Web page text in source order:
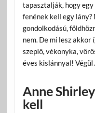
tapasztalják, hogy
fenének kell egy
gondolkodású,
nem. De mi lesz akkor
szeplő, vékonyka,
éves kislánnyal! Végül
Anne
kell